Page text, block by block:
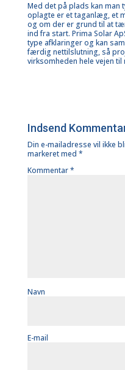
Med det på plads kan man
oplagte er et taganlæg, et
og om der er grund til at
ind fra start. Prima Solar
type afklaringer og kan
færdig nettilslutning, så
virksomheden hele vejen til
Indsend
Din e-mailadresse vil ikke
markeret med *
Kommentar*
Navn
E-mail